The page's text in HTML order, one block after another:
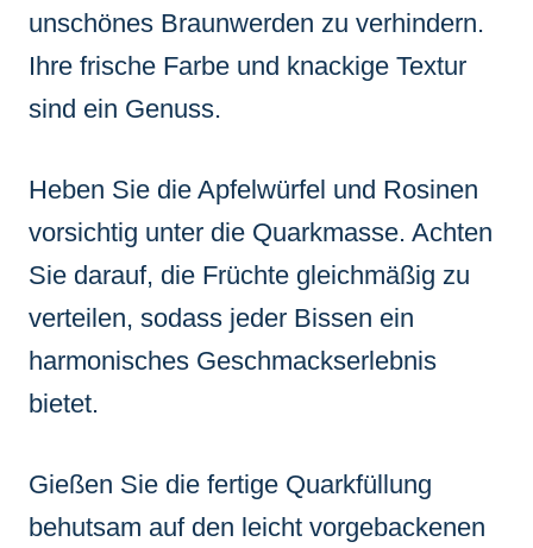
unschönes Braunwerden zu verhindern.
Ihre frische Farbe und knackige Textur
sind ein Genuss.
Heben Sie die Apfelwürfel und Rosinen
vorsichtig unter die Quarkmasse. Achten
Sie darauf, die Früchte gleichmäßig zu
verteilen, sodass jeder Bissen ein
harmonisches Geschmackserlebnis
bietet.
Gießen Sie die fertige Quarkfüllung
behutsam auf den leicht vorgebackenen